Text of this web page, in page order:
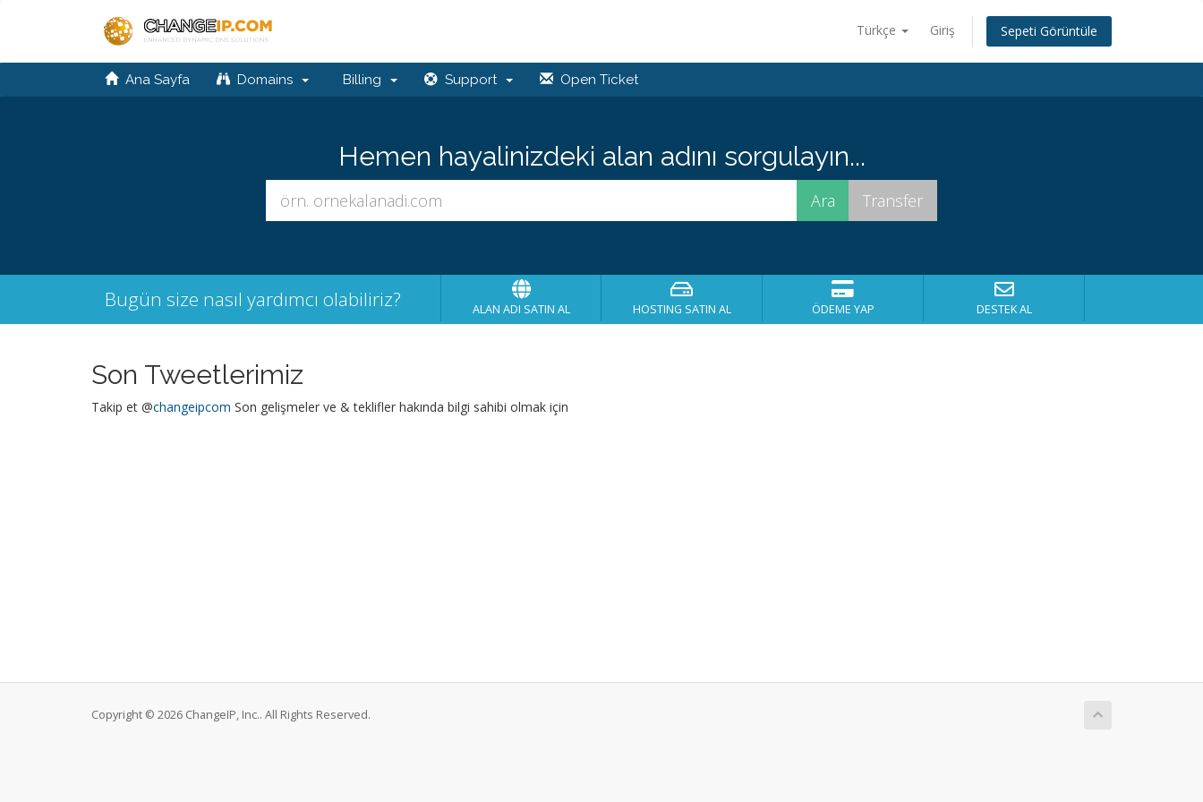
Türkçe Giriş Sepeti Görüntüle
Ana Sayfa Domains Billing Support Open Ticket
Hemen hayalinizdeki alan adını sorgulayın...
Bugün size nasıl yardımcı olabiliriz? ALAN ADI SATIN AL HOSTING SATIN AL ÖDEME YAP DESTEK AL
Son Tweetlerimiz
Takip et @changeipcom Son gelişmeler ve & teklifler hakında bilgi sahibi olmak için
Copyright © 2026 ChangeIP, Inc.. All Rights Reserved.